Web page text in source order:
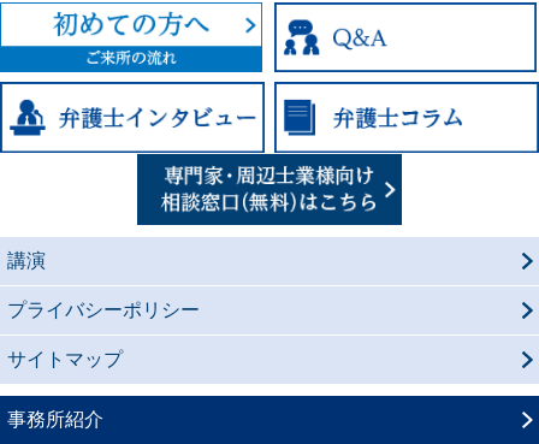
講演
プライバシーポリシー
サイトマップ
事務所紹介